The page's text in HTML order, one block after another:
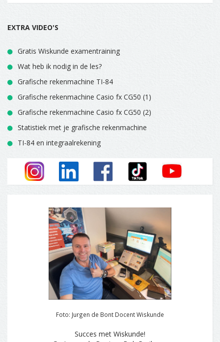
EXTRA VIDEO'S
Gratis Wiskunde examentraining
Wat heb ik nodig in de les?
Grafische rekenmachine TI-84
Grafische rekenmachine Casio fx CG50 (1)
Grafische rekenmachine Casio fx CG50 (2)
Statistiek met je grafische rekenmachine
TI-84 en integraalrekening
Foto: Jurgen de Bont Docent Wiskunde
Succes met Wiskunde!